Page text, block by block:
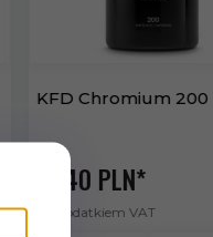
Nóż kuchenny
0011B
72,00PLN*
* z podatkiem VAT